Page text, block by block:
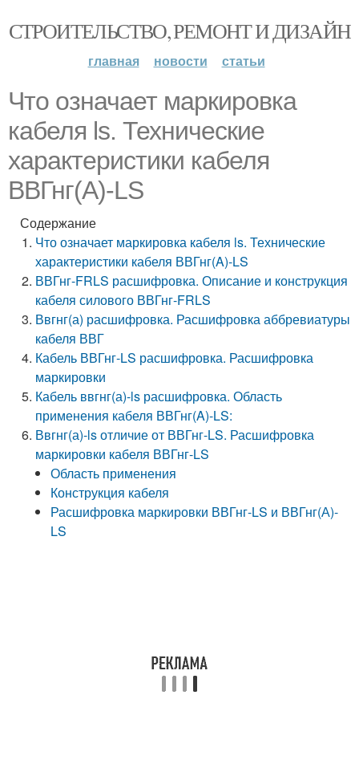
СТРОИТЕЛЬСТВО, РЕМОНТ И ДИЗАЙН
главная новости статьи
Что означает маркировка
кабеля ls. Технические
характеристики кабеля
ВВГнг(A)-LS
Содержание
Что означает маркировка кабеля ls. Технические
характеристики кабеля ВВГнг(A)-LS
ВВГнг-FRLS расшифровка. Описание и конструкция
кабеля силового ВВГнг-FRLS
Ввгнг(а) расшифровка. Расшифровка аббревиатуры
кабеля ВВГ
Кабель ВВГнг-LS расшифровка. Расшифровка
маркировки
Кабель ввгнг(а)-ls расшифровка. Область
применения кабеля ВВГнг(A)-LS:
Ввгнг(а)-ls отличие от ВВГнг-LS. Расшифровка
маркировки кабеля ВВГнг-LS
Область применения
Конструкция кабеля
Расшифровка маркировки ВВГнг-LS и ВВГнг(А)-
LS